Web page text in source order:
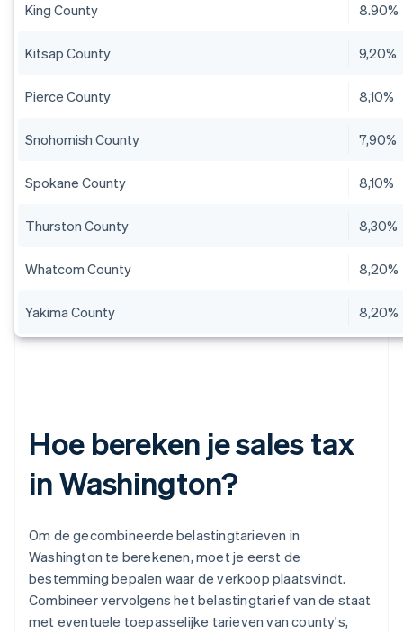
King County 8.90%
Kitsap County 9,20%
Pierce County 8,10%
Snohomish County 7,90%
Spokane County 8,10%
Thurston County 8,30%
Whatcom County 8,20%
Yakima County 8,20%
Hoe bereken je sales tax
in Washington?
Om de gecombineerde belastingtarieven in
Washington te berekenen, moet je eerst de
bestemming bepalen waar de verkoop plaatsvindt.
Combineer vervolgens het belastingtarief van de staat
met eventuele toepasselijke tarieven van county's,